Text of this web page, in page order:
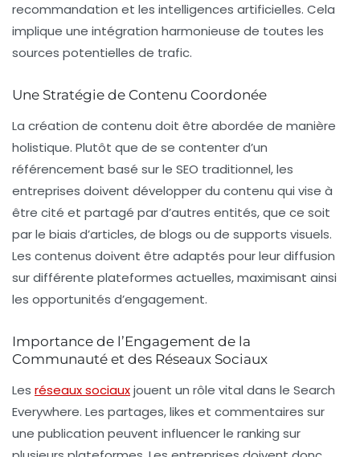
recommandation et les intelligences artificielles. Cela
implique une intégration harmonieuse de toutes les
sources potentielles de trafic.
Une Stratégie de Contenu Coordonée
La création de contenu doit être abordée de manière
holistique. Plutôt que de se contenter d’un
référencement basé sur le SEO traditionnel, les
entreprises doivent développer du contenu qui vise à
être cité et partagé par d’autres entités, que ce soit
par le biais d’articles, de blogs ou de supports visuels.
Les contenus doivent être adaptés pour leur diffusion
sur différente plateformes actuelles, maximisant ainsi
les opportunités d’engagement.
Importance de l’Engagement de la
Communauté et des Réseaux Sociaux
Les réseaux sociauxjouent un rôle vital dans le Search
Everywhere. Les partages, likes et commentaires sur
une publication peuvent influencer le ranking sur